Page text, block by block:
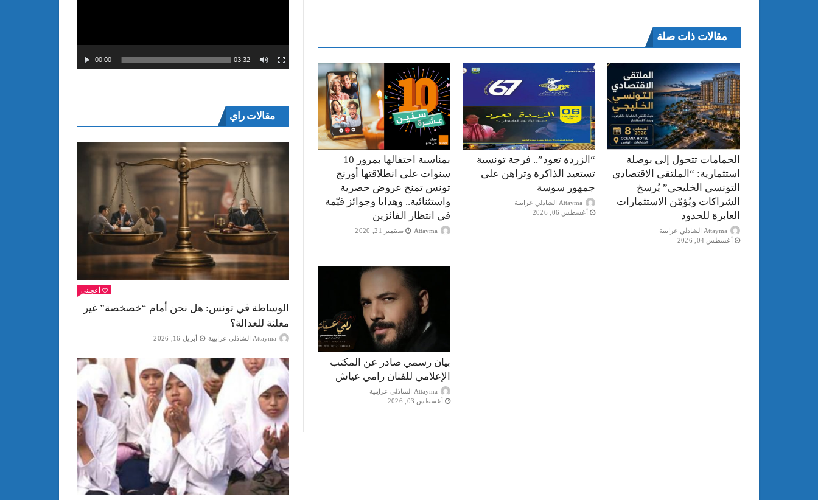
مقالات ذات صلة
بمناسبة احتفالها بمرور 10
سنوات على انطلاقتها أورنج
تونس تمنح عروض حصرية
واستثنائية.. وهدايا وجوائز قيّمة
في انتظار الفائزين
Attayma سبتمبر 21, 2020
“الزردة تعود”.. فرجة تونسية
تستعيد الذاكرة وتراهن على
جمهور سوسة
Attayma الشاذلي عرايبية
أغسطس 06, 2026
الحمامات تتحول إلى بوصلة
استثمارية: “الملتقى الاقتصادي
التونسي الخليجي” يُرسخ
الشراكات ويُؤمّن الاستثمارات
العابرة للحدود
Attayma الشاذلي عرايبية
أغسطس 04, 2026
بيان رسمي صادر عن المكتب
الإعلامي للفنان رامي عياش
Attayma الشاذلي عرايبية
أغسطس 03, 2026
00:00 03:32
مقالات راي
أعجبني
الوساطة في تونس: هل نحن أمام “خصخصة” غير
معلنة للعدالة؟
Attayma الشاذلي عرايبية أبريل 16, 2026